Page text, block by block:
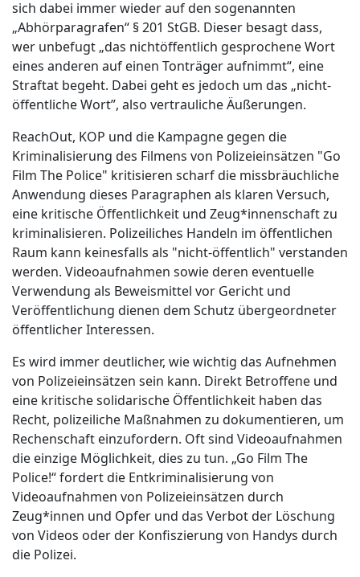
sich dabei immer wieder auf den sogenannten
„Abhörparagrafen“ § 201 StGB. Dieser besagt dass,
wer unbefugt „das nichtöffentlich gesprochene Wort
eines anderen auf einen Tonträger aufnimmt“, eine
Straftat begeht. Dabei geht es jedoch um das „nicht-
öffentliche Wort”, also vertrauliche Äußerungen.
ReachOut, KOP und die Kampagne gegen die
Kriminalisierung des Filmens von Polizeieinsätzen "Go
Film The Police" kritisieren scharf die missbräuchliche
Anwendung dieses Paragraphen als klaren Versuch,
eine kritische Öffentlichkeit und Zeug*innenschaft zu
kriminalisieren. Polizeiliches Handeln im öffentlichen
Raum kann keinesfalls als "nicht-öffentlich" verstanden
werden. Videoaufnahmen sowie deren eventuelle
Verwendung als Beweismittel vor Gericht und
Veröffentlichung dienen dem Schutz übergeordneter
öffentlicher Interessen.
Es wird immer deutlicher, wie wichtig das Aufnehmen
von Polizeieinsätzen sein kann. Direkt Betroffene und
eine kritische solidarische Öffentlichkeit haben das
Recht, polizeiliche Maßnahmen zu dokumentieren, um
Rechenschaft einzufordern. Oft sind Videoaufnahmen
die einzige Möglichkeit, dies zu tun. „Go Film The
Police!“ fordert die Entkriminalisierung von
Videoaufnahmen von Polizeieinsätzen durch
Zeug*innen und Opfer und das Verbot der Löschung
von Videos oder der Konfiszierung von Handys durch
die Polizei.